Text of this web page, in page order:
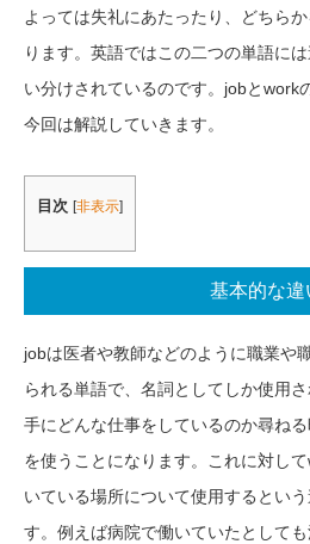
よっては失礼にあたったり、どちら
ります。英語ではこの二つの単語に
い分けされているのです。jobとwork
今回は解説していきます。
目次 [非表示]
基本的な違
jobは医者や教師などのように職業や
られる単語で、名詞としてしか使用
手にどんな仕事をしているのか尋ね
を使うことになります。これに対し
いている場所について使用するとい
す。例えば病院で働いていたとして